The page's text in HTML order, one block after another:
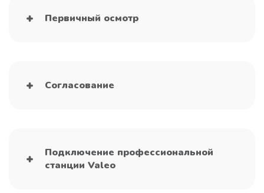
Первичный осмотр
Согласование
Подключение профессиональной
станции Valeo